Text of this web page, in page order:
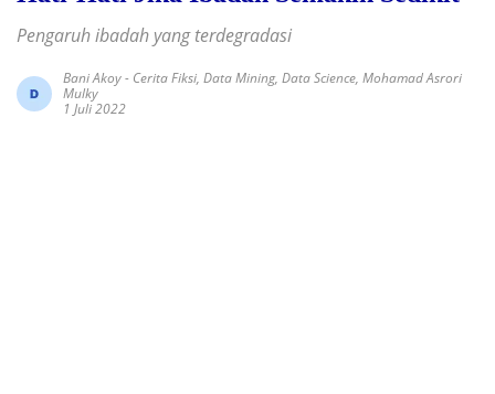
Pengaruh ibadah yang terdegradasi
Bani Akoy- Cerita Fiksi, Data Mining, Data Science, Mohamad Asrori
Mulky
1 Juli 2022